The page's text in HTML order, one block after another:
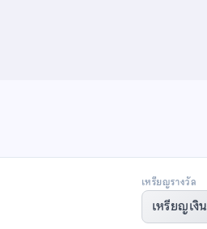
เหรียญรางวัล
เหรียญเงิน